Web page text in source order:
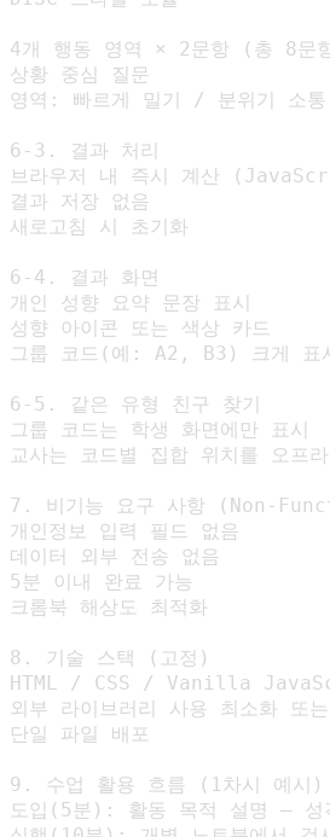
4개 행동 영역 × 2문항 (총 8문
상황 중심 질문
영역: 빠르게 밀기 / 분위기 소
6-3. 결과 처리
브라우저 내 즉시 계산
결과 저장 없음
새로고침 시 초기화
6-4. 결과 화면
개인 성향 요약 문장 표시
성향 아이콘 또는 색상 카드
그룹 코드(예: A2, B3) 크게 표
6-5. 같은 유형 친구 찾기
그룹 코드는 학생 화면에만 표시
교사는 코드별 집합 위치를 오프
7. 비기능 요구 사항 (Non-
개인정보 입력 필드 없음
데이터 외부 전송 없음
5분 이내 완료 가능
크롬북 해상도 최적화
8. 기술 스택 (고정)
HTML / CSS / Vanilla
외부 라이브러리 사용 최소화 또
단일 파일 배포
9. 수업 활용 흐름 (1차시 예시)
도입(5분): 활동 목적 설명 – 성